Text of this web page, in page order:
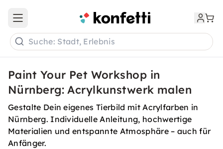
Open main menu
Suche: Stadt, Erlebnis
Paint Your Pet Workshop in
Nürnberg: Acrylkunstwerk malen
Gestalte Dein eigenes Tierbild mit Acrylfarben in
Nürnberg. Individuelle Anleitung, hochwertige
Materialien und entspannte Atmosphäre – auch für
Anfänger.